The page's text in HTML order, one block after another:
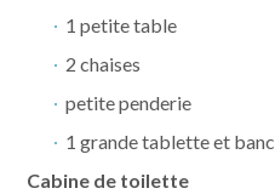
1 petite table
2 chaises
petite penderie
1 grande tablette et
Cabine de toilette